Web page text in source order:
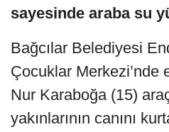
sayesinde araba su
Bağcılar Belediyesi
Çocuklar Merkezi’nde
Nur Karaboğa (15)
yakınlarının canını